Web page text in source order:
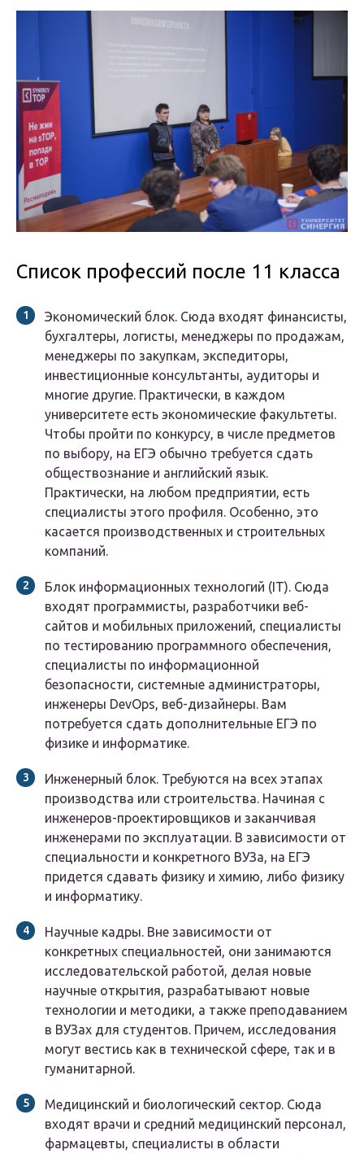
Список профессий после 11 класса
Экономический блок. Сюда входят финансисты,
бухгалтеры, логисты, менеджеры по продажам,
менеджеры по закупкам, экспедиторы,
инвестиционные консультанты, аудиторы и
многие другие. Практически, в каждом
университете есть экономические факультеты.
Чтобы пройти по конкурсу, в числе предметов
по выбору, на ЕГЭ обычно требуется сдать
обществознание и английский язык.
Практически, на любом предприятии, есть
специалисты этого профиля. Особенно, это
касается производственных и строительных
компаний.
Блок информационных технологий (IT). Сюда
входят программисты, разработчики веб-
сайтов и мобильных приложений, специалисты
по тестированию программного обеспечения,
специалисты по информационной
безопасности, системные администраторы,
инженеры DevOps, веб-дизайнеры. Вам
потребуется сдать дополнительные ЕГЭ по
физике и информатике.
Инженерный блок. Требуются на всех этапах
производства или строительства. Начиная с
инженеров-проектировщиков и заканчивая
инженерами по эксплуатации. В зависимости от
специальности и конкретного ВУЗа, на ЕГЭ
придется сдавать физику и химию, либо физику
и информатику.
Научные кадры. Вне зависимости от
конкретных специальностей, они занимаются
исследовательской работой, делая новые
научные открытия, разрабатывают новые
технологии и методики, а также преподаванием
в ВУЗах для студентов. Причем, исследования
могут вестись как в технической сфере, так и в
гуманитарной.
Медицинский и биологический сектор. Сюда
входят врачи и средний медицинский персонал,
фармацевты, специалисты в области